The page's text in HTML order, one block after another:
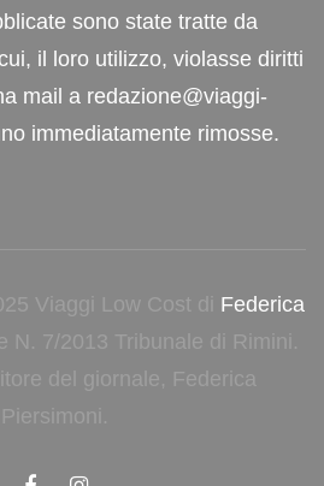
sono state tratte da
il loro utilizzo, violasse diritti
mail a redazione@viaggi-
immediatamente rimosse.
Viaggi Low Cost di Federica
N. 7/2013 Tribunale di Rimini.
del giornale, Federica
Piersimoni.